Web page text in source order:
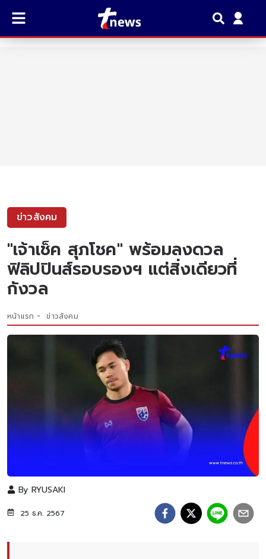
ข่าวสังคม
"เจ้าเช็ค สุภโชค" พร้อมลงดวล
ฟิลิปปินส์รอบรองฯ แต่สิ่งเดียวที่
กังวล
หน้าแรก ข่าวสังคม
By RYUSAKI
25 ธ.ค. 2567